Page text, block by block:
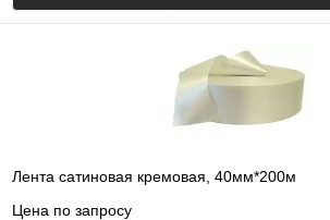
Лента сатиновая кремовая, 40мм*200м
Цена по запросу